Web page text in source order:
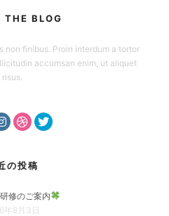
THE BLOG
non finibus. Proin interdum a tortor
accumsan enim, ut aliquet
risus.
の投稿
修のご案内
年8月3日